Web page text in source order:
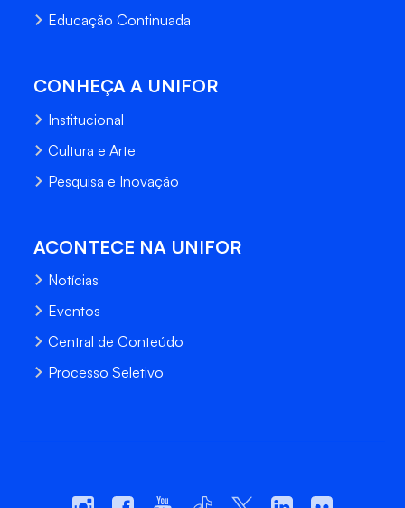
Educação Continuada
CONHEÇA A UNIFOR
Institucional
Cultura e Arte
Pesquisa e Inovação
ACONTECE NA UNIFOR
Notícias
Eventos
Central de Conteúdo
Processo Seletivo